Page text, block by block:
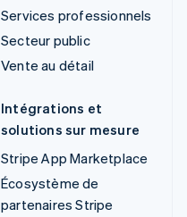
Services professionnels
Secteur public
Vente au détail
Intégrations et
solutions sur mesure
Stripe App Marketplace
Écosystème de
partenaires Stripe